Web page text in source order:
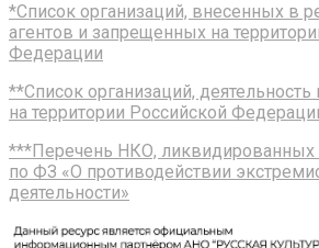
*Список организаций, внесенных в
агентов и запрещенных на
Федерации
**Список организаций,
на территории Российской
***Перечень НКО,
по ФЗ «О противодействии
деятельности»